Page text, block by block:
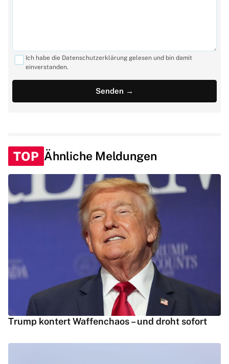
Ich habe die Datenschutzerklärung gelesen und bin damit
einverstanden.
TOP Ähnliche Meldungen
Trump kontert Waffenchaos – und droht sofort